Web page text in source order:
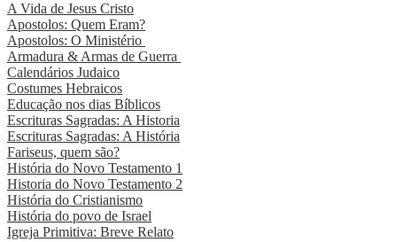
A Vida de Jesus Cristo
Apostolos: Quem Eram?
Apostolos: O Ministério
Armadura & Armas de Guerra
Calendários Judaico
Costumes Hebraicos
Educação nos dias Bíblicos
Escrituras Sagradas: A Historia
Escrituras Sagradas: A História
Fariseus, quem são?
História do Novo Testamento 1
Historia do Novo Testamento 2
História do Cristianismo
História do povo de Israel
Igreja Primitiva: Breve Relato